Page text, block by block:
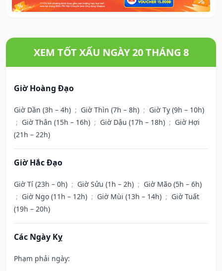
XEM TỐT XẤU NGÀY 20 THÁNG 8
Giờ Hoàng Đạo
Giờ Dần (3h – 4h) ; Giờ Thìn (7h – 8h) ; Giờ Tỵ (9h – 10h)
; Giờ Thân (15h – 16h) ; Giờ Dậu (17h – 18h) ; Giờ Hợi
(21h – 22h)
Giờ Hắc Đạo
Giờ Tí (23h – 0h) ; Giờ Sửu (1h – 2h) ; Giờ Mão (5h – 6h)
; Giờ Ngọ (11h – 12h) ; Giờ Mùi (13h – 14h) ; Giờ Tuất
(19h – 20h)
Các Ngày Kỵ
Phạm phải ngày: